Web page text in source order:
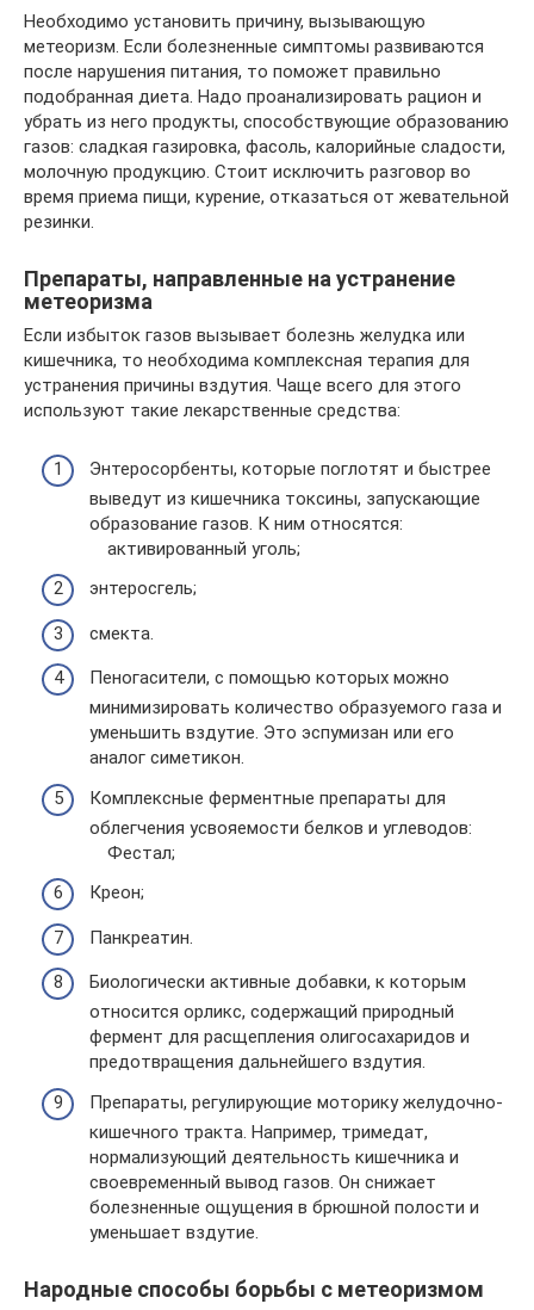
Необходимо установить причину, вызывающую
метеоризм. Если болезненные симптомы развиваются
после нарушения питания, то поможет правильно
подобранная диета. Надо проанализировать рацион и
убрать из него продукты, способствующие образованию
газов: сладкая газировка, фасоль, калорийные сладости,
молочную продукцию. Стоит исключить разговор во
время приема пищи, курение, отказаться от жевательной
резинки.
Препараты, направленные на устранение
метеоризма
Если избыток газов вызывает болезнь желудка или
кишечника, то необходима комплексная терапия для
устранения причины вздутия. Чаще всего для этого
используют такие лекарственные средства:
Энтеросорбенты, которые поглотят и быстрее
выведут из кишечника токсины, запускающие
образование газов. К ним относятся:
активированный уголь;
энтеросгель;
смекта.
Пеногасители, с помощью которых можно
минимизировать количество образуемого газа и
уменьшить вздутие. Это эспумизан или его
аналог симетикон.
Комплексные ферментные препараты для
облегчения усвояемости белков и углеводов:
Фестал;
Креон;
Панкреатин.
Биологически активные добавки, к которым
относится орликс, содержащий природный
фермент для расщепления олигосахаридов и
предотвращения дальнейшего вздутия.
Препараты, регулирующие моторику желудочно-
кишечного тракта. Например, тримедат,
нормализующий деятельность кишечника и
своевременный вывод газов. Он снижает
болезненные ощущения в брюшной полости и
уменьшает вздутие.
Народные способы борьбы с метеоризмом